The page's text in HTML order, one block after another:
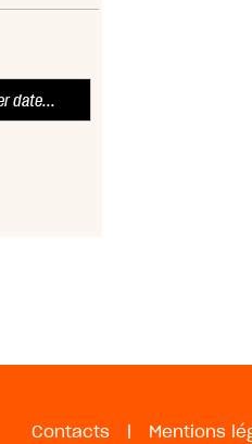
Contacts Mentions